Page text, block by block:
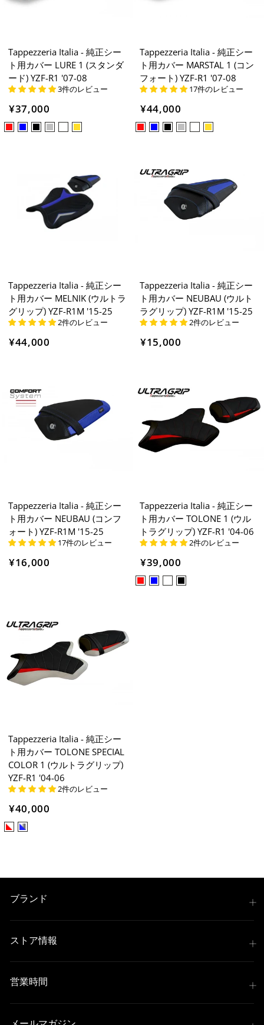
Tappezzeria Italia - 純正シー
ト用カバー LURE 1 (スタンダ
ード) YZF-R1 '07-08
3件のレビュー
¥37,000
Tappezzeria Italia - 純正シー
ト用カバー MARSTAL 1 (コン
フォート) YZF-R1 '07-08
17件のレビュー
¥44,000
Tappezzeria Italia - 純正シー
ト用カバー MELNIK (ウルトラ
グリップ) YZF-R1M '15-25
2件のレビュー
¥44,000
Tappezzeria Italia - 純正シー
ト用カバー NEUBAU (ウルト
ラグリップ) YZF-R1M '15-25
2件のレビュー
¥15,000
Tappezzeria Italia - 純正シー
ト用カバー NEUBAU (コンフ
ォート) YZF-R1M '15-25
17件のレビュー
¥16,000
Tappezzeria Italia - 純正シー
ト用カバー TOLONE 1 (ウル
トラグリップ) YZF-R1 '04-06
2件のレビュー
¥39,000
Tappezzeria Italia - 純正シー
ト用カバー TOLONE SPECIAL
COLOR 1 (ウルトラグリップ)
YZF-R1 '04-06
2件のレビュー
¥40,000
ブランド
ストア情報
営業時間